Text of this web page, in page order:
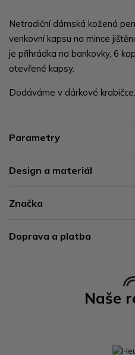
Netradiční dámská kožená
venkovní kapsu na mince
je přihrádka na bankovky, 6
otevřené kapsy.
Dodáváme v dárkové krabičce.
Parametry
Design a materiál
Značka
Doprava a platba
Naše